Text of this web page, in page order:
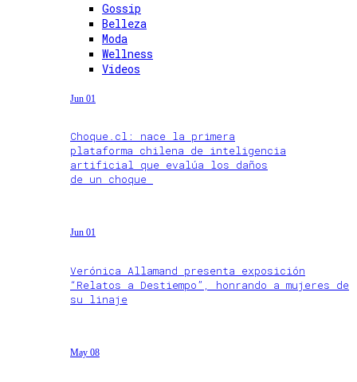
Gossip
Belleza
Moda
Wellness
Videos
Jun 01
Choque.cl: nace la primera
plataforma chilena de inteligencia
artificial que evalúa los daños
de un choque
Jun 01
Verónica Allamand presenta exposición
“Relatos a Destiempo”, honrando a mujeres de
su linaje
May 08